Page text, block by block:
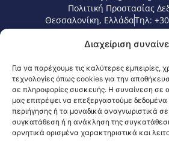
Διαχείριση
Για να παρέχουμε τις καλύτερες εμπειρίες,
τεχνολογίες όπως cookies για την
σε πληροφορίες συσκευής. Η συναίνεση σε
μας επιτρέψει να επεξεργαστούμε
περιήγησης ή τα μοναδικά αναγνωριστικά
συγκατάθεση ή η ανάκληση της
αρνητικά ορισμένα χαρακτηριστικά και
Πολιτική Προστασίας
Θεσσαλονίκη, ΕλλάδαΤηλ:
email:
00116 Website Visits: